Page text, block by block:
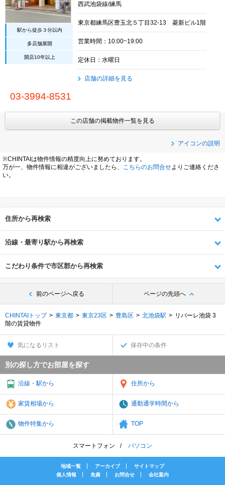
駅から徒歩３分以内
多店舗展開
開店10年以上
西武池袋線/練馬
東京都練馬区豊玉北５丁目32-13 菱新ビル1階
営業時間：10:00~19:00
定休日：水曜日
店舗の詳細を見る
03-3994-8531
この店舗の掲載物件一覧を見る
アイコンの説明
※CHINTAIは物件情報の精度向上に努めております。
万が一、物件情報に相違がございましたら、
こちらのお問合せよりご連絡くださ
い。
住所から再検索
沿線・最寄り駅から再検索
こだわり条件で市区郡から再検索
前のページへ戻る ページの先頭へ
CHINTAIトップ 東京都 東京23区 豊島区 北池袋駅
リバーレ池袋 3
階の賃貸物件
気になるリスト 保存中の条件
別の探し方でお部屋を探す
沿線・駅から 住所から
家賃相場から 通勤通学時間から
物件特集から TOP
スマートフォン パソコン
地域一覧 アーカイブ
サイトマップ
個人情報
免責 お問合せ 会社案内